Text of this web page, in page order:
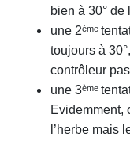
bien à 30° de
une 2ème
toujours à
contrôleur
une 3ème
Evidemment,
l’herbe mais